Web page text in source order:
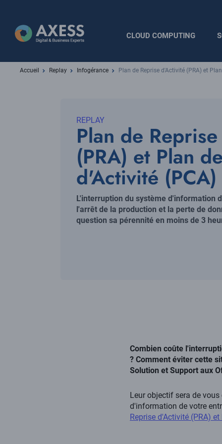
contenu
principal
principale
CLOUD COMPUTING
Accueil Replay Infogérance Plan de Reprise d'Activité (PRA) et
REPLAY
Plan de
(PRA) et Plan
d'Activité
de reprise de
Chapo
L'interruption du système d'information
l'arrêt de la production et la perte de
question sa pérennité en moins de 3
Combien coûte
? Comment éviter cette
Solution et Support aux
Leur objectif sera de
d'information de votre
Reprise d'Activité (PRA)